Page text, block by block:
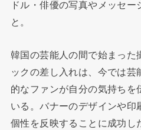
ドル・俳優の写真やメッセー
と。
韓国の芸能人の間で始まった
ックの差し入れは、今では
的なファンが自分の気持ちを
いる。バナーのデザインや
個性を反映することに成功し